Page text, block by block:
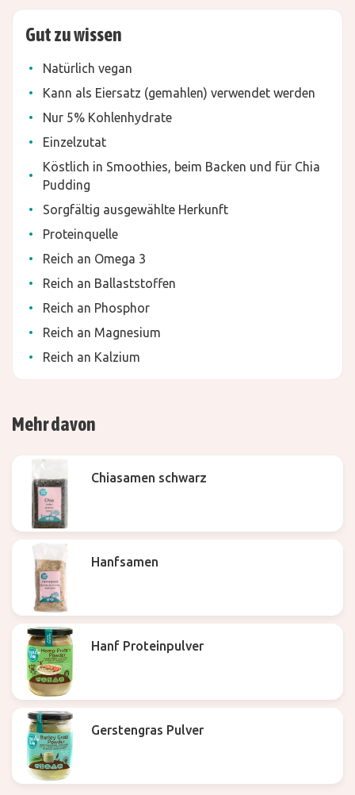
Gut zu wissen
Natürlich vegan
Kann als Eiersatz (gemahlen) verwendet werden
Nur 5% Kohlenhydrate
Einzelzutat
Köstlich in Smoothies, beim Backen und für Chia
Pudding
Sorgfältig ausgewählte Herkunft
Proteinquelle
Reich an Omega 3
Reich an Ballaststoffen
Reich an Phosphor
Reich an Magnesium
Reich an Kalzium
Mehr davon
Chiasamen schwarz
Hanfsamen
Hanf Proteinpulver
Gerstengras Pulver